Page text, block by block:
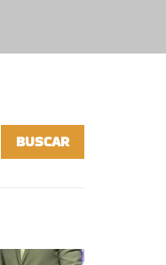
BUSCAR